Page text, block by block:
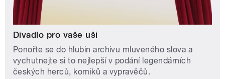
Divadlo pro vaše uši
Ponořte se do hlubin archivu mluveného slova a
vychutnejte si to nejlepší v podání legendárních
českých herců, komiků a vypravěčů.